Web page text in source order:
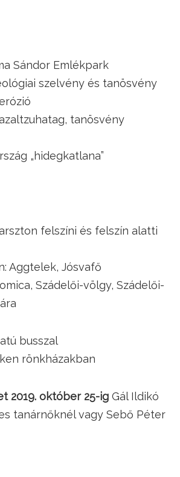
Sándor Emlékpark
szelvény és tanösvény
tanösvény
„hidegkatlana”
felszíni és felszín alatti
Aggtelek, Jósvafő
Szádelői-völgy, Szádelői-
busszal
rönkházakban
2019. október 25-ig Gál Ildikó
tanárnőknél vagy Sebő Péter